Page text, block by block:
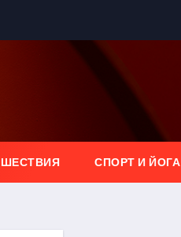
СПОРТ И ЙОГА